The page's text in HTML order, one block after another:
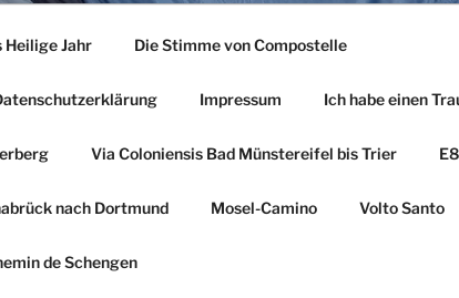
Heilige Jahr Die Stimme von Compostelle
Impressum Ich habe einen
Via Coloniensis Bad Münstereifel bis Trier E8
nach Dortmund Mosel-Camino Volto Santo
de Schengen